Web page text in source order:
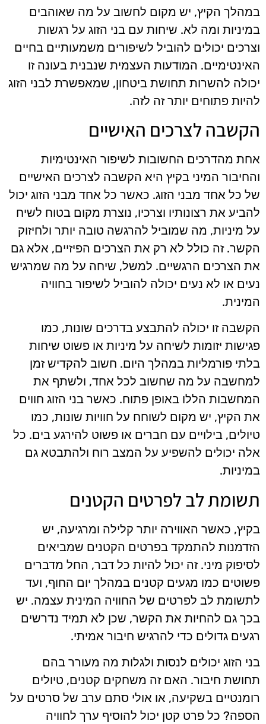
במהלך הקיץ, יש מקום לחשוב על מה שאוהבים
במיניות ומה לא. שיחות עם בני הזוג על רגשות
וצרכים יכולים להוביל לשיפורים משמעותיים בחיים
האינטימיים. המודעות העצמית שנבנית בעונה זו
יכולה להשרות תחושת ביטחון, שמאפשרת לבני הזוג
להיות פתוחים יותר זה לזה.
הקשבה לצרכים האישיים
אחת מהדרכים החשובות לשיפור האינטימיות
והחיבור המיני בקיץ היא הקשבה לצרכים האישיים
של כל אחד מבני הזוג. כאשר כל אחד מבני הזוג יכול
להביע את רצונותיו וצרכיו, נוצרת מקום בטוח לשיח
על מיניות, מה שמוביל להרגשה טובה יותר ולחיזוק
הקשר. זה כולל לא רק את הצרכים הפיזיים, אלא גם
את הצרכים הרגשיים. למשל, שיחה על מה שמרגיש
נעים או לא נעים יכולה להוביל לשיפור בחוויה
המינית.
הקשבה זו יכולה להתבצע בדרכים שונות, כמו
פגישות יזומות לשיחה על מיניות או פשוט שיחות
בלתי פורמליות במהלך היום. חשוב להקדיש זמן
למחשבה על מה שחשוב לכל אחד, ולשתף את
המחשבות הללו באופן פתוח. כאשר בני הזוג חווים
את הקיץ, יש מקום לשוחח על חוויות שונות, כמו
טיולים, בילויים עם חברים או פשוט להירגע בים. כל
אלה יכולים להשפיע על המצב רוח ולהתבטא גם
במיניות.
תשומת לב לפרטים הקטנים
בקיץ, כאשר האווירה יותר קלילה ומרגיעה, יש
הזדמנות להתמקד בפרטים הקטנים שמביאים
לסיפוק מיני. זה יכול להיות כל דבר, החל מדברים
פשוטים כמו מגעים קטנים במהלך יום החוף, ועד
לתשומת לב לפרטים של החוויה המינית עצמה. יש
בכך גם להחיות את הקשר, שכן לא תמיד נדרשים
רגעים גדולים כדי להרגיש חיבור אמיתי.
בני הזוג יכולים לנסות ולגלות מה מעורר בהם
תחושת חיבור. האם זה משחקים קטנים, טיולים
רומנטיים בשקיעה, או אולי סתם ערב של סרטים על
הספה? כל פרט קטן יכול להוסיף ערך לחוויה